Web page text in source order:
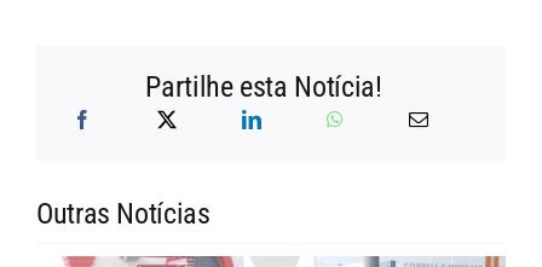
Partilhe esta Notícia!
Outras Notícias